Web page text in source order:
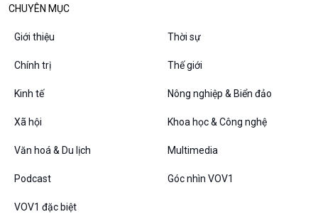
Diễn đàn chủ nhật
Chuyện đêm
VOV1 đặc biệt
CHUYÊN MỤC
Giới thiệu Thời sự
Chính trị Thế giới
Kinh tế Nông nghiệp & Biển đảo
Xã hội Khoa học & Công nghệ
Văn hoá & Du lịch Multimedia
Podcast Góc nhìn VOV1
VOV1 đặc biệt